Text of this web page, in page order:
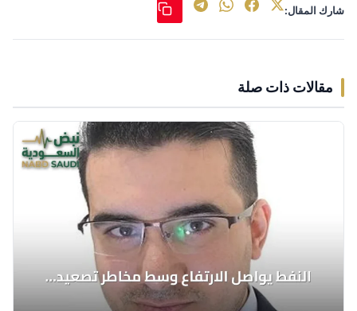
شارك المقال:
مقالات ذات صلة